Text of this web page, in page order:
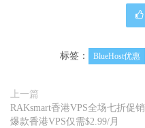
标签： BlueHost优惠
上一篇
RAKsmart香港VPS全场七折促销
爆款香港VPS仅需$2.99/月